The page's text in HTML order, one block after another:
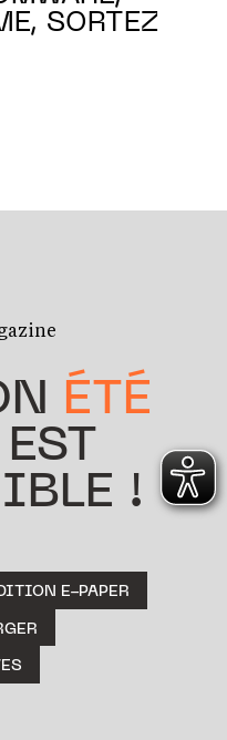
SORTEZ
ÉTÉ
EST
!
E-PAPER